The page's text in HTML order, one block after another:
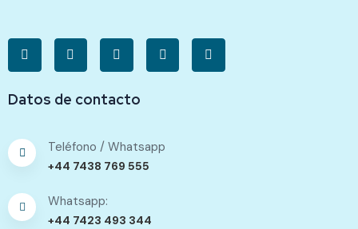
Datos de contacto
Teléfono / Whatsapp
+44 7438 769 555
Whatsapp:
+44 7423 493 344